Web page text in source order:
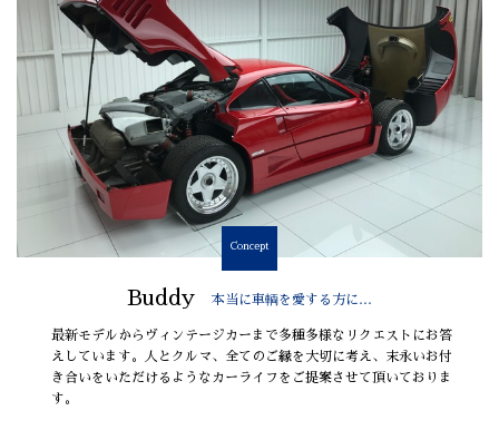
Concept
Buddy 本当に車輌を愛する方に…
最新モデルからヴィンテージカーまで多種多様なリクエストにお答
えしています。人とクルマ、全てのご縁を大切に考え、末永いお付
き合いをいただけるようなカーライフをご提案させて頂いておりま
す。